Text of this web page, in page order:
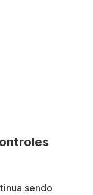
sendo